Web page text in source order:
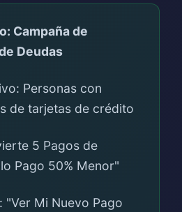
Campaña de
Deudas
Personas con
de tarjetas de crédito
5 Pagos de
Pago 50% Menor"
"Ver Mi Nuevo Pago